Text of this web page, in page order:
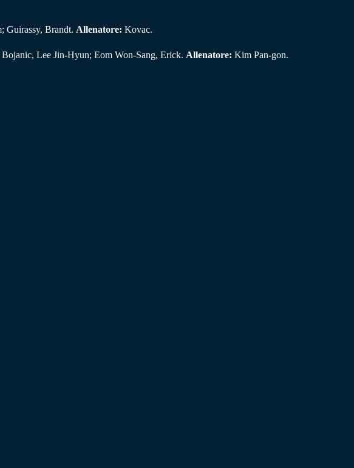
Guirassy, Brandt. Allenatore: Kovac.
Lee Jin-Hyun; Eom Won-Sang, Erick. Allenatore: Kim Pan-gon.